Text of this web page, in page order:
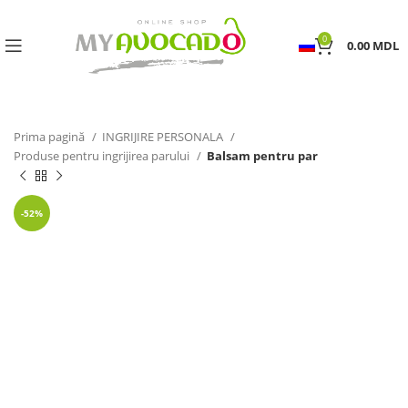
0 0.00 MDL
Prima pagină
INGRIJIRE PERSONALA
Produse pentru ingrijirea parului
Balsam pentru par
-52%